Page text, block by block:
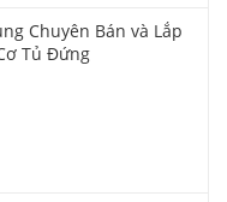
Chuyên Bán và Lắp
Tủ Đứng